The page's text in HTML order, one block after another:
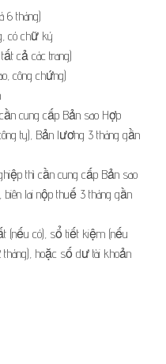
6 tháng)
có chữ ký
cả các trang)
công chứng)
cung cấp Bản sao Hợp
ty), Bản lương 3 tháng gần
thì cần cung cấp Bản sao
biên lai nộp thuế 3 tháng gần
(nếu có), sổ tiết kiệm (nếu
tháng), hoặc số dư tài khoản